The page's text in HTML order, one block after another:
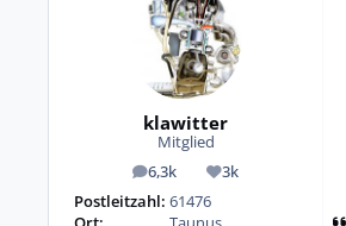
klawitter
Mitglied
6,3k
Beiträge 3k
Reputation
Postleitzahl: 61476